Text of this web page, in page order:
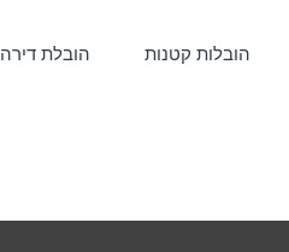
הובלות קטנות הובלת דירה